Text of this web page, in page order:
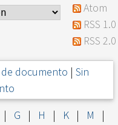
Atom
RSS 1.0
RSS 2.0
documento | Sin
| G | H | K | M
|